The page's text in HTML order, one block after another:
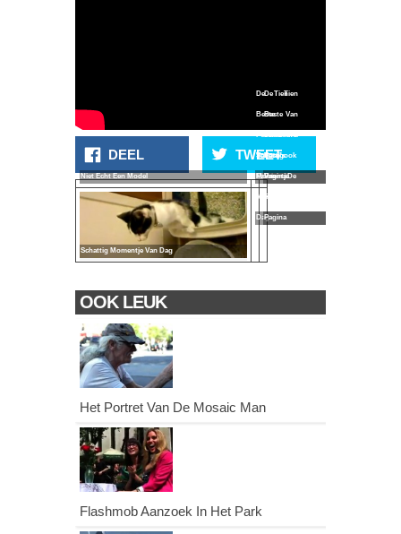
DEEL TWEET
Niet Echt Een Model
De Tien
Beste
Van
Facebook
De Tien
Beste Van
Facebook
Pagina
Schattig Momentje Van Dag
Schattig
Momentje
Van De
Dag
Foto's
Van De
Facebook
Pagina
OOK LEUK
Het Portret Van De Mosaic Man
Flashmob Aanzoek In Het Park